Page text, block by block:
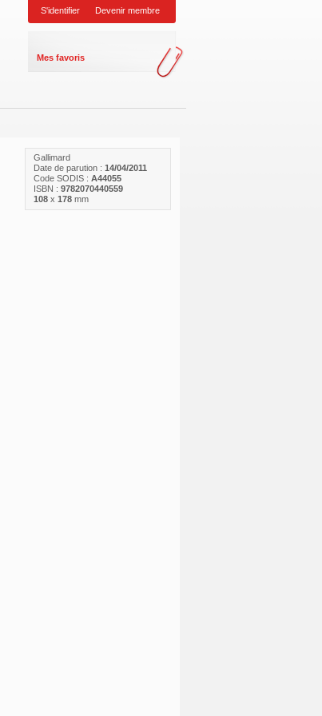
S'identifier Devenir membre
Mes favoris
Gallimard
Date de parution : 14/04/2011
Code SODIS : A44055
ISBN : 9782070440559
108x 178mm